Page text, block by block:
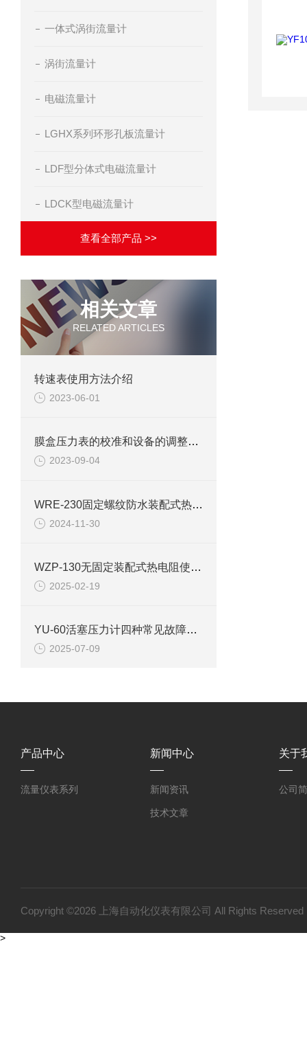
一体式涡街流量计
涡街流量计
电磁流量计
LGHX系列环形孔板流量计
LDF型分体式电磁流量计
LDCK型电磁流量计
查看全部产品 >>
相关文章
RELATED ARTICLES
转速表使用方法介绍
2023-06-01
膜盒压力表的校准和设备的调整该怎么进行？
2023-09-04
WRE-230固定螺纹防水装配式热电偶
2024-11-30
WZP-130无固定装配式热电阻使用选型
2025-02-19
YU-60活塞压力计四种常见故障的原因及排除方法
2025-07-09
产品中心
流量仪表系列
新闻中心
新闻资讯
技术文章
关于
公司
Copyright ©2026 上海自动化仪表有限公司 All Rights
>